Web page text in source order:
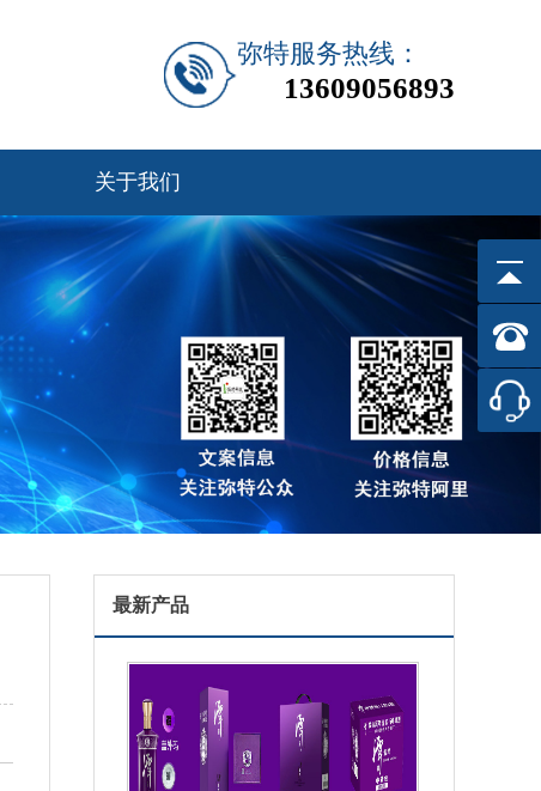
弥特服务热线：
13609056893
关于我们
最新产品